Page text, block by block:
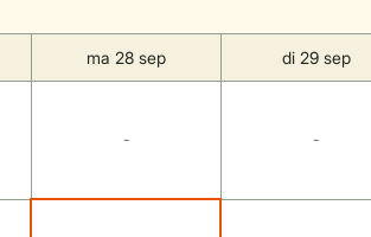
ma 28 sep di 29 sep
- -